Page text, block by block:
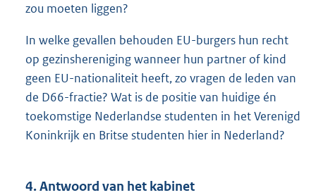
zou moeten liggen?
In welke gevallen behouden EU-burgers hun recht
op gezinshereniging wanneer hun partner of kind
geen EU-nationaliteit heeft, zo vragen de leden van
de D66-fractie? Wat is de positie van huidige én
toekomstige Nederlandse studenten in het Verenigd
Koninkrijk en Britse studenten hier in Nederland?
4. Antwoord van het kabinet